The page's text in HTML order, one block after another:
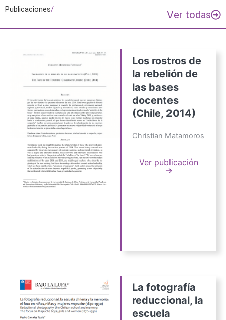
Publicaciones/ Ver todas
Los rostros de
la rebelión de
las bases
docentes
(Chile, 2014)
Christian Matamoros
Ver publicación
→
La fotografía
reduccional, la
escuela